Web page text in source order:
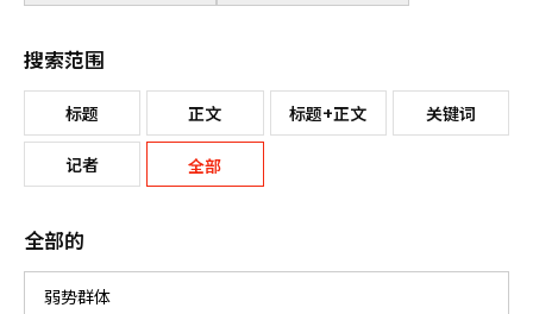
搜索范围
标题 正文 标题+正文 关键词
记者 全部
全部的